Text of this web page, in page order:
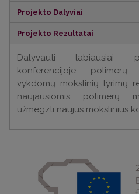
Projekto Dalyviai
Projekto Rezultatai
Dalyvauti labiausiai
konferencijoje polimerų
vykdomų mokslinių tyrimų
naujausiomis polimerų
užmegzti naujus mokslinius